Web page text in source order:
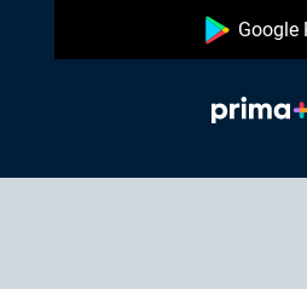
Google